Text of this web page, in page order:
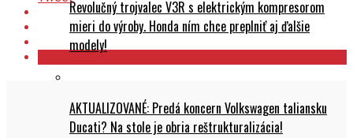
Revolučný trojvalec V3R s elektrickým kompresorom
mieri do výroby. Honda ním chce preplniť aj ďalšie
modely!
AKTUALIZOVANÉ: Predá koncern Volkswagen taliansku
Ducati? Na stole je obria reštrukturalizácia!